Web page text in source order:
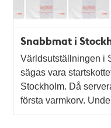
Snabbmat i
Världsutställningen i
sägas vara
Stockholm. Då
första varmkorv.